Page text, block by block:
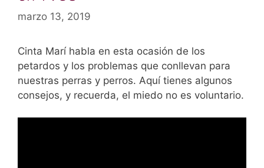
marzo 13, 2019
Cinta Marí habla en esta ocasión de los
petardos y los problemas que conllevan para
nuestras perras y perros. Aquí tienes algunos
consejos, y recuerda, el miedo no es voluntario.